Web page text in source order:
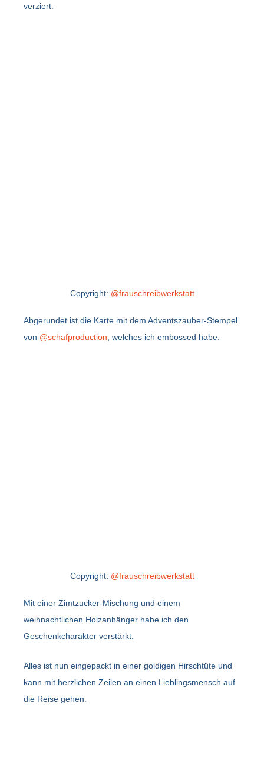
verziert.
Copyright: @frauschreibwerkstatt
Abgerundet ist die Karte mit dem Adventszauber-Stempel
von @schafproduction , welches ich embossed habe.
Copyright: @frauschreibwerkstatt
Mit einer Zimtzucker-Mischung und einem
weihnachtlichen Holzanhänger habe ich den
Geschenkcharakter verstärkt.
Alles ist nun eingepackt in einer goldigen Hirschtüte und
kann mit herzlichen Zeilen an einen Lieblingsmensch auf
die Reise gehen.